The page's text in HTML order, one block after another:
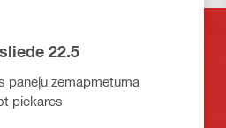
22.5
paneļu zemapmetuma
piekares